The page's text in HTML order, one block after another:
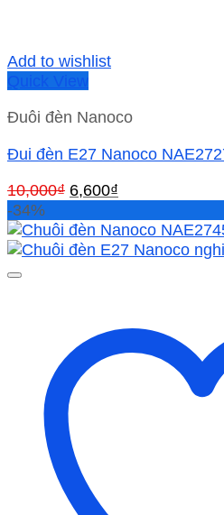
Add to wishlist
Quick View
Đuôi đèn Nanoco
Đui đèn E27 Nanoco
10,000₫ Giá
là:
10,000₫.
6,600₫
tại
là:
-34%